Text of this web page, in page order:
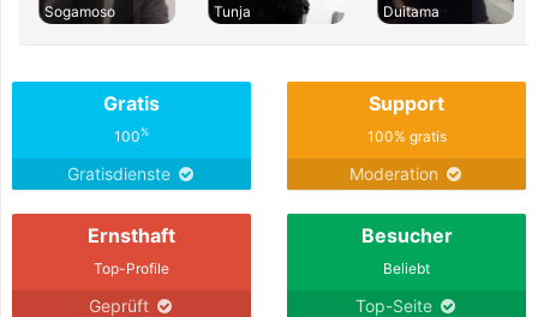
Sogamoso
Tunja
Duitama
Gratis
100%
Gratisdienste
Support
100% gratis
Moderation
Ernsthaft
Top-Profile
Geprüft
Besucher
Beliebt
Top-Seite